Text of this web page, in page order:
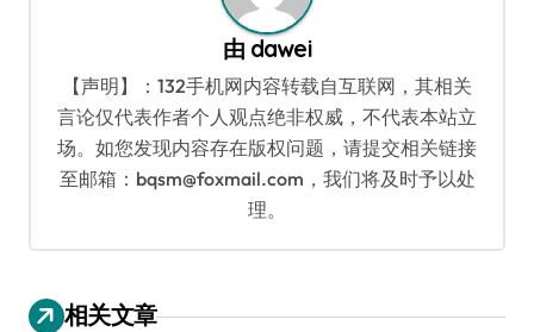
由 dawei
【声明】：132手机网内容转载自互联网，其相关
言论仅代表作者个人观点绝非权威，不代表本站立
场。如您发现内容存在版权问题，请提交相关链接
至邮箱：bqsm@foxmail.com，我们将及时予以处
理。
相关文章